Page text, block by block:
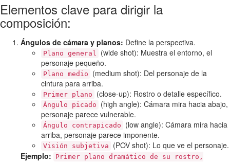
Elementos clave para dirigir la
composición:
Ángulos de cámara y planos: Define la perspectiva.
Plano general
(wide shot): Muestra el entorno, el
personaje pequeño.
Plano medio
(medium shot): Del personaje de la
cintura para arriba.
Primer plano (close-up): Rostro o detalle específico.
Ángulo picado
(high angle): Cámara mira hacia abajo,
personaje parece vulnerable.
Ángulo contrapicado
(low angle): Cámara mira hacia
arriba, personaje parece imponente.
Visión subjetiva
(POV shot): Lo que ve el personaje.
Ejemplo:
Primer plano dramático de su rostro,